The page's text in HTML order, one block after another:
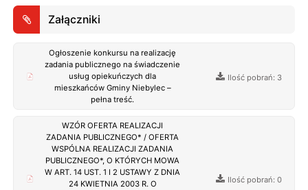
Załączniki
Ogłoszenie konkursu na realizację
zadania publicznego na świadczenie
usług opiekuńczych dla
mieszkańców Gminy Niebylec –
pełna treść.
Ilość pobrań: 3
WZÓR OFERTA REALIZACJI
ZADANIA PUBLICZNEGO* / OFERTA
WSPÓLNA REALIZACJI ZADANIA
PUBLICZNEGO*, O KTÓRYCH MOWA
W ART. 14 UST. 1 I 2 USTAWY Z DNIA
24 KWIETNIA 2003 R. O
Ilość pobrań: 0